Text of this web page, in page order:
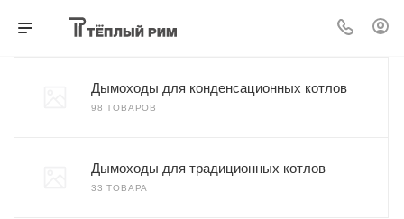
Дымоходы для конденсационных котлов
98 ТОВАРОВ
Дымоходы для традиционных котлов
33 ТОВАРА